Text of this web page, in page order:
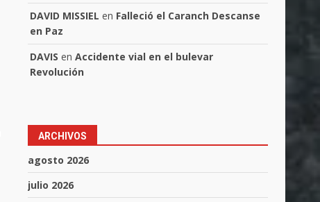
DAVID MISSIEL en Falleció el Caranch Descanse
en Paz
DAVIS enAccidente vial en el bulevar
Revolución
ARCHIVOS
agosto 2026
julio 2026